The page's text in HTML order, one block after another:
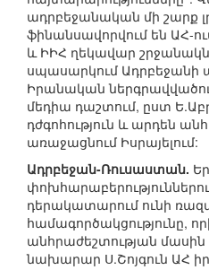
ադրբեջանական մի շարք
ֆինանսավորվում են ԱՀ-
և ԻԻՀ ղեկավար
սպասարկում Ադրբեջանի
Իրանական
մեդիա դաշտում, ըստ
դժգոհություն և արդեն
առաջացնում Իսրայելում:
Ադրբեջան-Ռուսաստան.
դերակատարում ունի
համագործակցությունը,
անհրաժեշտության մասին
նախարար Ս.Շոյգուն ԱՀ